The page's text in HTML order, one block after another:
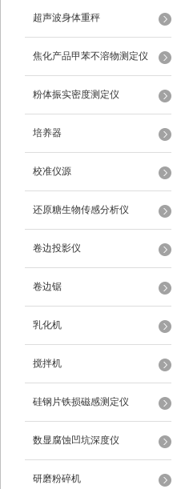
超声波身体重秤
焦化产品甲苯不溶物测定仪
粉体振实密度测定仪
培养器
校准仪源
还原糖生物传感分析仪
卷边投影仪
卷边锯
乳化机
搅拌机
硅钢片铁损磁感测定仪
数显腐蚀凹坑深度仪
研磨粉碎机